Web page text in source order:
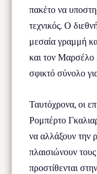
πακέτο να
τεχνικός. Ο
μεσαία γραμμή
και τον Μαρσέλο
σφικτό σύνολο
Ταυτόχρονα, οι
Ρομπέρτο
να αλλάξουν την
πλαισιώνουν
προστίθενται